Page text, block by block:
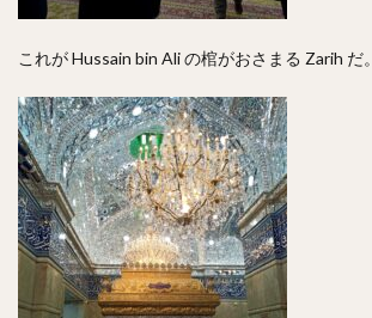
これが Hussain bin Ali の棺がおさまる Zarih だ。